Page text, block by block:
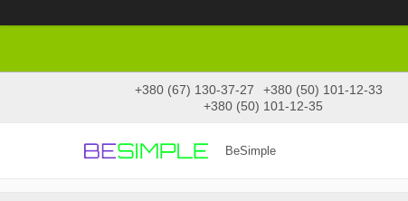
+380 (67) 130-37-27
+380 (50) 101-12-33
+380 (50) 101-12-35
BeSimple